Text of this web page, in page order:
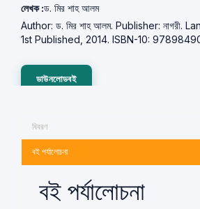
লেখক :ড. মির শাহ আলম
Author: ড. মির শাহ আলম. Publisher: নাগরী.
1st Published, 2014. ISBN-10:
ডাউনলোডবই
বিবরণ
বই পর্যালোচনা
বই পর্যালোচনা